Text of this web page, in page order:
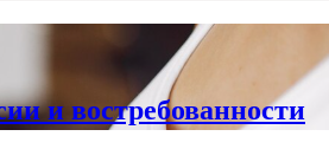
и востребованности